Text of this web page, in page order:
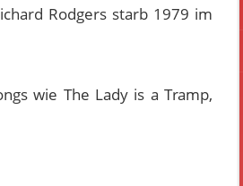
Rodgers starb 1979 im
wie The Lady is a Tramp,